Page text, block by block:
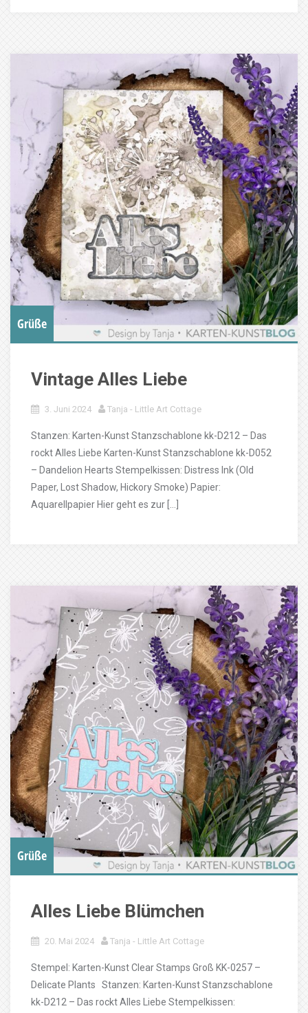
Grüße
Vintage Alles Liebe
3. Juni 2024 Tanja - Little Art Cottage
Stanzen: Karten-Kunst Stanzschablone kk-D212 – Das
rockt Alles Liebe Karten-Kunst Stanzschablone kk-D052
– Dandelion Hearts Stempelkissen: Distress Ink (Old
Paper, Lost Shadow, Hickory Smoke) Papier:
Aquarellpapier Hier geht es zur […]
Grüße
Alles Liebe Blümchen
20. Mai 2024 Tanja - Little Art Cottage
Stempel: Karten-Kunst Clear Stamps Groß KK-0257 –
Delicate Plants Stanzen: Karten-Kunst Stanzschablone
kk-D212 – Das rockt Alles Liebe Stempelkissen: